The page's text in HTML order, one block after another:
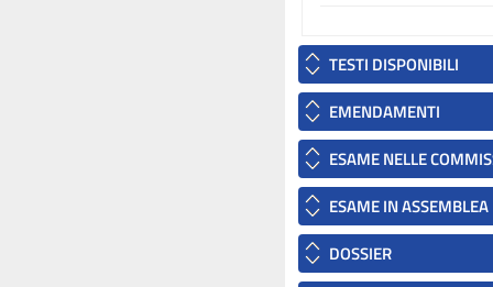
TESTI DISPONIBILI
EMENDAMENTI
ESAME NELLE
ESAME IN ASSEMBLEA
DOSSIER